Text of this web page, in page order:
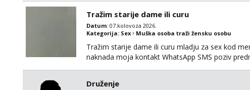
Tražim starije dame ili curu
Datum: 07.kolovoza 2026.
Kategorija: Sex Muška osoba traži žensku osobu
Tražim starije dame ili curu mladju za sex kod
naknada moja kontakt WhatsApp SMS poziv
Druženje